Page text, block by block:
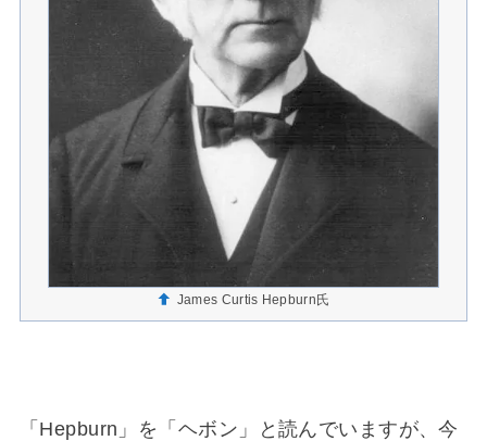
James Curtis Hepburn氏
「Hepburn」を「ヘボン」と読んでいますが、今